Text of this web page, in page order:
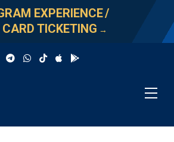
EXPERIENCE/
CARD TICKETING →